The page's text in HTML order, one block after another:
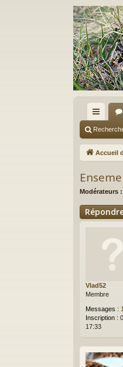
ac
co
ci
Accueil
Modérateurs :
Vlad52
Membre
Messages :
Inscription :
17:33